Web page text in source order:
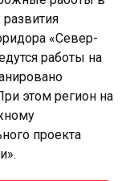
«Север-
работы на
этом регион на
проекта